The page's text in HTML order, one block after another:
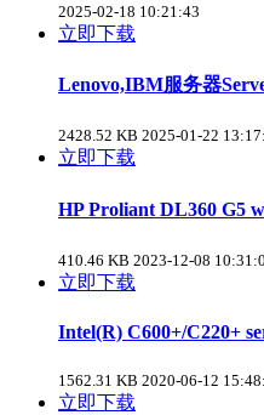
2025-02-18 10:21:43
立即下载
Lenovo,IBM服务器
2428.52 KB 2025-01-22
立即下载
HP Proliant DL360 G5
410.46 KB 2023-12-08
立即下载
Intel(R) C600+/C220+
1562.31 KB 2020-06-12
立即下载